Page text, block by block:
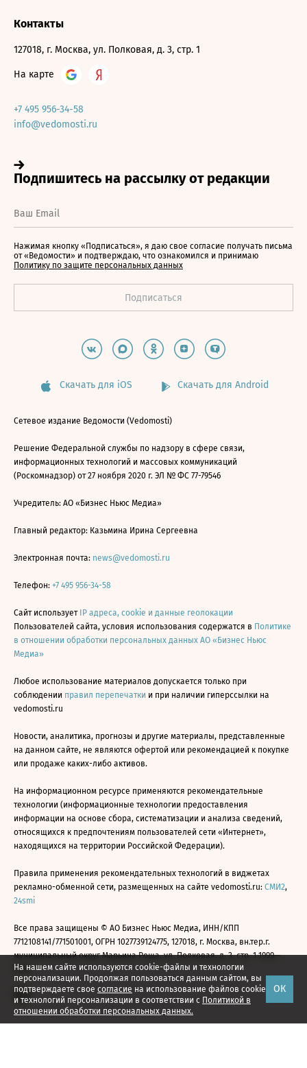
На нашем сайте используются cookie-файлы и технологии
персонализации. Продолжая пользоваться данным сайтом, вы
подтверждаете свое согласие на использование файлов cookie
и технологий персонализации в соответствии с Политикой в
отношении обработки персональных данных.
ОК
Контакты
127018, г. Москва, ул. Полковая, д. 3, стр. 1
На карте
+7 495 956-34-58
info@vedomosti.ru
Нажимая кнопку «Подписаться», я даю свое согласие получать письма
от «Ведомости» и подтверждаю, что ознакомился и принимаю
Политику по защите персональных данных
Скачать для iOS Скачать для Android
Сетевое издание Ведомости (Vedomosti)
Решение Федеральной службы по надзору в сфере связи,
информационных технологий и массовых коммуникаций
(Роскомнадзор) от 27 ноября 2020 г. ЭЛ № ФС 77-79546
Учредитель: АО «Бизнес Ньюс Медиа»
Главный редактор: Казьмина Ирина Сергеевна
Электронная почта: news@vedomosti.ru
Телефон: +7 495 956-34-58
Сайт использует IP адреса, cookie и данные геолокации
Пользователей сайта, условия использования содержатся в Политике
в отношении обработки персональных данных АО «Бизнес Ньюс
Медиа»
Любое использование материалов допускается только при
соблюдении правил перепечатки и при наличии гиперссылки на
vedomosti.ru
Новости, аналитика, прогнозы и другие материалы, представленные
на данном сайте, не являются офертой или рекомендацией к покупке
или продаже каких-либо активов.
На информационном ресурсе применяются рекомендательные
технологии (информационные технологии предоставления
информации на основе сбора, систематизации и анализа сведений,
относящихся к предпочтениям пользователей сети «Интернет»,
находящихся на территории Российской Федерации).
Правила применения рекомендательных технологий в виджетах
рекламно-обменной сети, размещенных на сайте vedomosti.ru: СМИ2,
24smi
Все права защищены © АО Бизнес Ньюс Медиа, ИНН/КПП
7712108141/771501001, ОГРН 1027739124775, 127018, г. Москва, вн.тер.г.
муниципальный округ Марьина Роща, ул. Полковая, д. 3, стр. 1 1999—
2026